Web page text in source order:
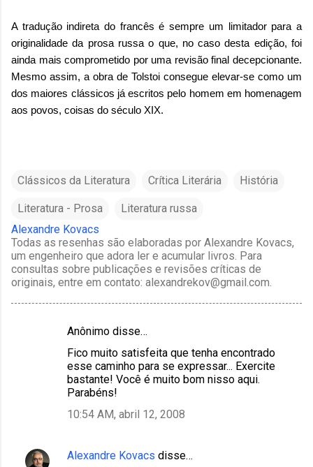
A tradução indireta do francês é sempre um limitador para a
originalidade da prosa russa o que, no caso desta edição, foi
ainda mais comprometido por uma revisão final decepcionante.
Mesmo assim, a obra de Tolstoi consegue elevar-se como um
dos maiores clássicos já escritos pelo homem em homenagem
aos povos, coisas do século XIX.
Clássicos da Literatura Crítica Literária História
Literatura - Prosa
Literatura russa
Alexandre Kovacs
Todas as resenhas são elaboradas por Alexandre Kovacs,
um engenheiro que adora ler e acumular livros. Para
consultas sobre publicações e revisões críticas de
originais, entre em contato: alexandrekov@gmail.com.
á
Anônimo disse…
Fico muito satisfeita que tenha encontrado
esse caminho para se expressar... Exercite
bastante! Você é muito bom nisso aqui.
Parabéns!
10:54 AM, abril 12, 2008
Alexandre Kovacs disse…